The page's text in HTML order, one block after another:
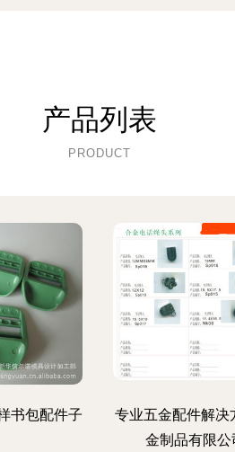
产品列表
PRODUCT
书包配件子
专业五金配件解决
金制品有限